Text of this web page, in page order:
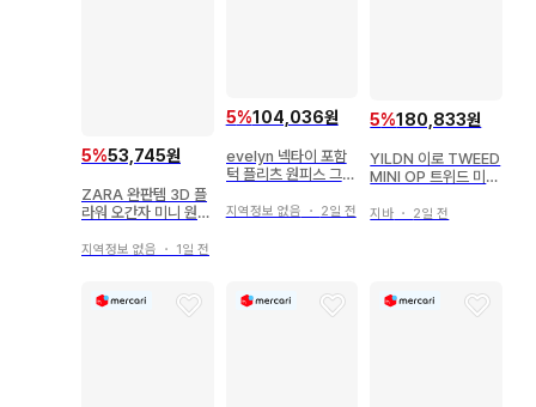
5%53,745원
ZARA 완판템 3D 플
라워 오간자 미니 원피
지역정보 없음 ・ 1일 전
5%104,036원
evelyn 넥타이 포함
턱 플리츠 원피스 그레
지역정보 없음 ・ 2일 전
5%180,833원
YILDN 이로 TWEED
MINI OP 트위드 미니
지바 ・ 2일 전